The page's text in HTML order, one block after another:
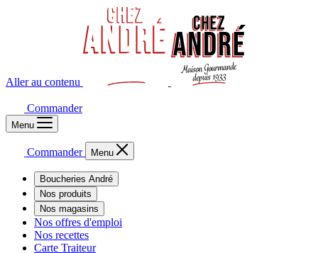
Aller au contenu
Commander
Menu
Commander Menu
Boucheries André
Nos produits
Nos magasins
Nos offres d'emploi
Nos recettes
Carte Traiteur